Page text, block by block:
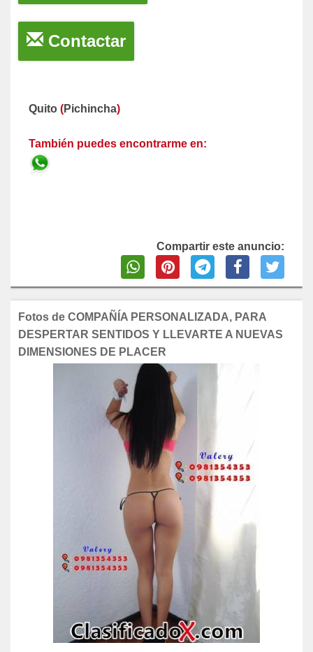
Contactar
Quito (Pichincha)
También puedes encontrarme en:
Compartir este anuncio:
Fotos de COMPAÑÍA PERSONALIZADA, PARA
DESPERTAR SENTIDOS Y LLEVARTE A NUEVAS
DIMENSIONES DE PLACER